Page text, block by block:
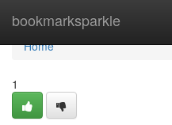
bookmarksparkle
Home
Home
1